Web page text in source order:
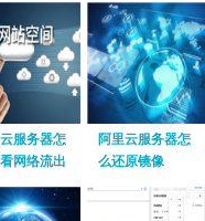
服务器怎
网络流出
阿里云服务器怎
么还原镜像